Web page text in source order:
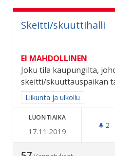
Skeitti/skuuttihalli
EI MAHDOLLINEN
Joku tila kaupungilta,
skeitti/skuuttauspaikan
Rajaa tulokset aihepiirin
Liikunta ja ulkoilu
LUONTIAIKA
17.11.2019
2